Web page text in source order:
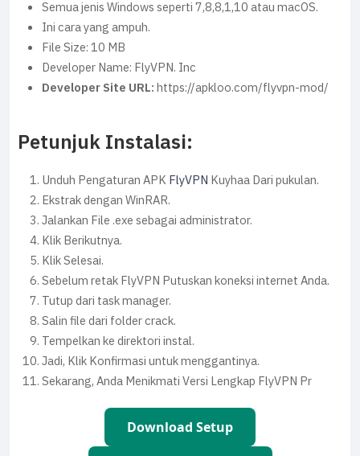
Semua jenis Windows seperti 7,8,8,1,10 atau macOS.
Ini cara yang ampuh.
File Size: 10 MB
Developer Name: FlyVPN. Inc
Developer Site URL:https://apkloo.com/flyvpn-mod/
Petunjuk Instalasi:
Unduh Pengaturan APKFlyVPN Kuyhaa Dari pukulan.
Ekstrak dengan WinRAR.
Jalankan File .exe sebagai administrator.
Klik Berikutnya.
Klik Selesai.
Sebelum retak FlyVPN Putuskan koneksi internet Anda.
Tutup dari task manager.
Salin file dari folder crack.
Tempelkan ke direktori instal.
Jadi, Klik Konfirmasi untuk menggantinya.
Sekarang, Anda Menikmati Versi Lengkap FlyVPN Pr
Download Setup